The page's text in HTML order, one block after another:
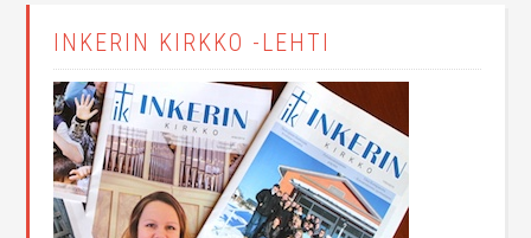
INKERIN KIRKKO -LEHTI